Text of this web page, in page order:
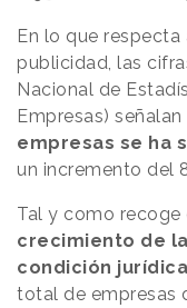
En lo que
publicidad, las
Nacional de
Empresas) señalan
empresas se ha
un incremento del
Tal y como recoge
crecimiento de
condición
total de empresas